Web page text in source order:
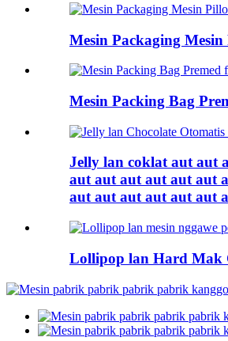
Mesin Packaging
Mesin Packing Bag
Jelly lan coklat aut aut
aut aut aut aut aut aut
aut aut aut aut aut aut
Lollipop lan Hard Mak